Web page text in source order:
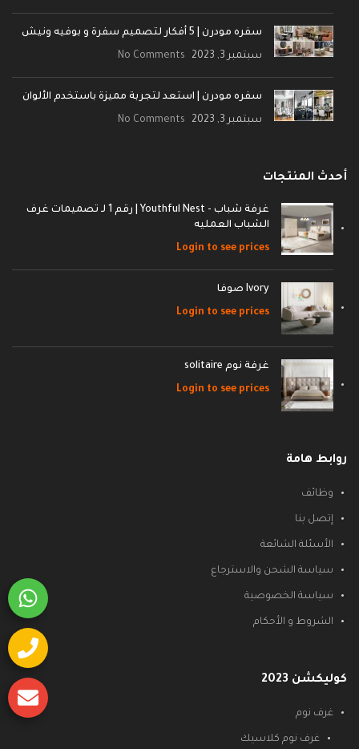
سفره مودرن | 5 أفكار لتصميم سفرة و بوفيه ونيش
سبتمبر 3, 2023 No Comments
سفره مودرن | استعد لتجربة مميزة باستخدم الألوان
سبتمبر 3, 2023 No Comments
أحدث المنتجات
غرفة شباب - Youthful Nest | رقم 1 لـ تصميمات غرف
الشباب العمليه
Login to see prices
Ivory صوفا
Login to see prices
غرفة نوم solitaire
Login to see prices
روابط هامة
وظائف
إتصل بنا
الأسئلة الشائعة
سياسة الشحن والاسترجاع
سياسة الخصوصية
الشروط و الأحكام
كوليكشن 2023
غرف نوم
غرف نوم كلاسيك